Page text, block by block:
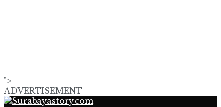
">
ADVERTISEMENT